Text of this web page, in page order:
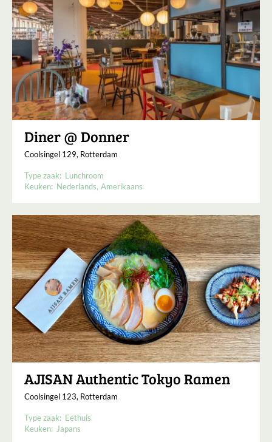
Diner @ Donner
Coolsingel 129, Rotterdam
Type zaak: Lunchroom
Keuken: Nederlands Amerikaans
AJISAN Authentic Tokyo Ramen
Coolsingel 123, Rotterdam
Type zaak: Eethuis
Keuken: Japans